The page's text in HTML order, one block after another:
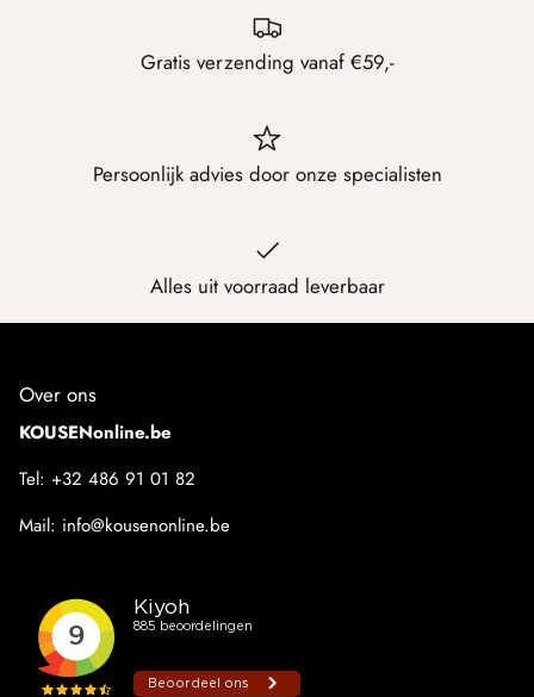
Samburu
Teckel
XPOOOS
Gratis verzending vanaf €59,-
Persoonlijk advies door onze specialisten
Alles uit voorraad leverbaar
Over ons
KOUSENonline.be
Tel: +32 486 91 01 82
Mail: info@kousenonline.be